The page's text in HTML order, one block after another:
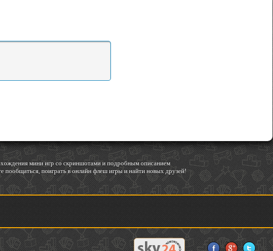
мини игр со скриншотами и подробным описанием
поиграть в онлайн флеш игры и найти новых друзей!